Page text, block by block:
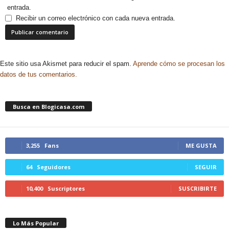
entrada.
Recibir un correo electrónico con cada nueva entrada.
Este sitio usa Akismet para reducir el spam. Aprende cómo se procesan los
datos de tus comentarios.
Busca en Blogicasa.com
3,255 Fans ME GUSTA
64 Seguidores SEGUIR
10,400 Suscriptores SUSCRIBIRTE
Lo Más Popular